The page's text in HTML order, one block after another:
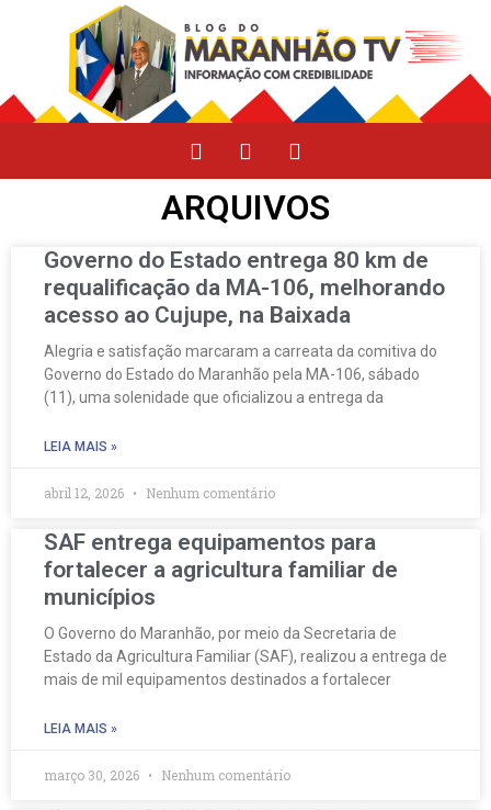
ARQUIVOS
Governo do Estado entrega 80 km de
requalificação da MA-106, melhorando
acesso ao Cujupe, na Baixada
Alegria e satisfação marcaram a carreata da comitiva do
Governo do Estado do Maranhão pela MA-106, sábado
(11), uma solenidade que oficializou a entrega da
LEIA MAIS »
abril 12, 2026 Nenhum comentário
SAF entrega equipamentos para
fortalecer a agricultura familiar de
municípios
O Governo do Maranhão, por meio da Secretaria de
Estado da Agricultura Familiar (SAF), realizou a entrega de
mais de mil equipamentos destinados a fortalecer
LEIA MAIS »
março 30, 2026 Nenhum comentário